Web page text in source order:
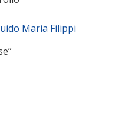
Maria Filippi